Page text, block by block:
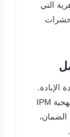
التي
حشرات
هذا الضمان يعكس ثقتنا التامة في منهجية IPM
الضمان،